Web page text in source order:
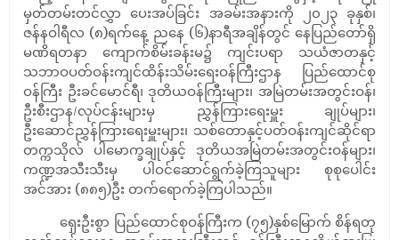
မှတ်တမ်းတင်လွှာ ပေးအပ်ခြင်း အခမ်းအနားကို ၂၀၂၃ ခုနှစ်၊
ဇန်နဝါရီလ (၈)ရက်နေ့ ညနေ (၆)နာရီအချိန်တွင် နေပြည်တော်ရှိ
မဏိရတနာ ကျောက်စိမ်းခန်းမ၌ ကျင်းပရာ သယံဇာတနှင့်
သဘာဝပတ်ဝန်းကျင်ထိန်းသိမ်းရေးဝန်ကြီးဌာန ပြည်ထောင်စု
ဝန်ကြီး ဦးခင်မောင်ရီ၊ ဒုတိယဝန်ကြီးများ၊ အမြဲတမ်းအတွင်းဝန်၊
ဦးစီးဌာန/လုပ်ငန်းများမှ ညွှန်ကြားရေးမှူး ချုပ်များ၊
ဦးဆောင်ညွှန်ကြားရေးမှူးများ၊ သစ်တောနှင့်ပတ်ဝန်းကျင်ဆိုင်ရာ
တက္ကသိုလ် ပါမောက္ခချုပ်နှင့် ဒုတိယအမြဲတမ်းအတွင်းဝန်များ၊
ကဏ္ဍအသီးသီးမှ ပါဝင်ဆောင်ရွက်ခဲ့ကြသူများ စုစုပေါင်း
အင်အား (၈၈၅)ဦး တက်ရောက်ခဲ့ကြပါသည်။
ရှေးဦးစွာ ပြည်ထောင်စုဝန်ကြီးက (၇၅)နှစ်မြောက် စိန်ရတု